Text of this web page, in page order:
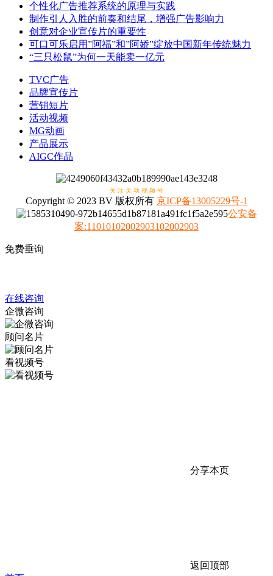
个性化广告推荐系统的原理与实践
制作引人入胜的前奏和结尾，增强广告影响力
创意对企业宣传片的重要性
可口可乐启用”阿福”和”阿娇”绽放中国新年传统魅力
“三只松鼠”为何一天能卖一亿元
TVC广告
品牌宣传片
营销短片
活动视频
MG动画
产品展示
AIGC作品
关 注 灵 动 视 频 号
Copyright © 2023 BV 版权所有 京ICP备13005229号-1
公安备
案:11010102002903102002903
免费垂询
在线咨询
企微咨询
顾问名片
看视频号
分享本页
返回顶部